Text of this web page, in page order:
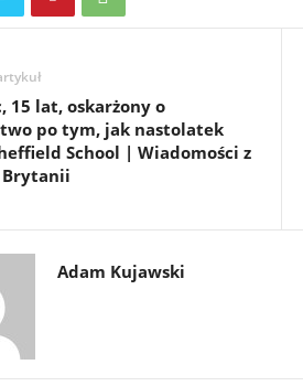
15 lat, oskarżony o
po tym, jak nastolatek
School | Wiadomości z
Adam Kujawski